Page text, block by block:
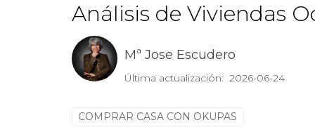
Análisis de Viviendas
Mª Jose Escudero
Última actualización: 2026-06-24
COMPRAR CASA CON OKUPAS